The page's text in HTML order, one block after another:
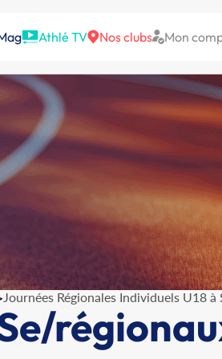
Athlé TV Nos clubs Mon
Journées Régionales Individuels U18